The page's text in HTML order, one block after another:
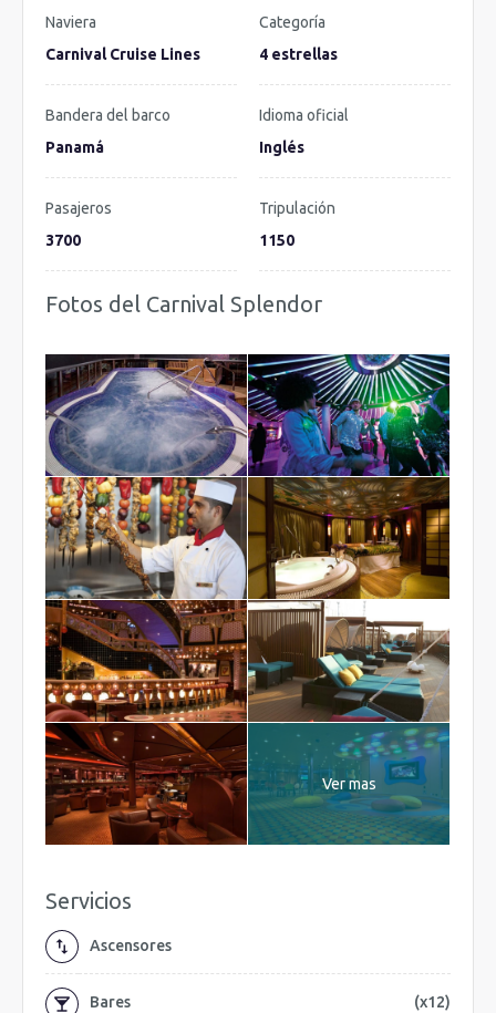
Naviera
Carnival Cruise Lines
Categoría
4 estrellas
Bandera del barco
Panamá
Idioma oficial
Inglés
Pasajeros
3700
Tripulación
1150
Fotos del Carnival Splendor
Ver mas
Servicios
Ascensores
Bares (x12)